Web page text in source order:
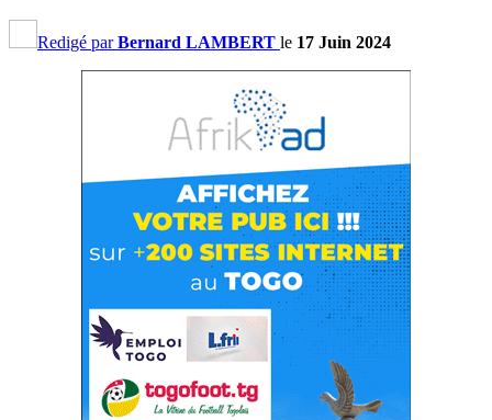
Redigé parBernard LAMBERT le 17 Juin 2024